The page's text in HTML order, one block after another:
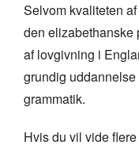
Selvom kvaliteten
den
af lovgivning i
grundig
grammatik.
Hvis du vil vide